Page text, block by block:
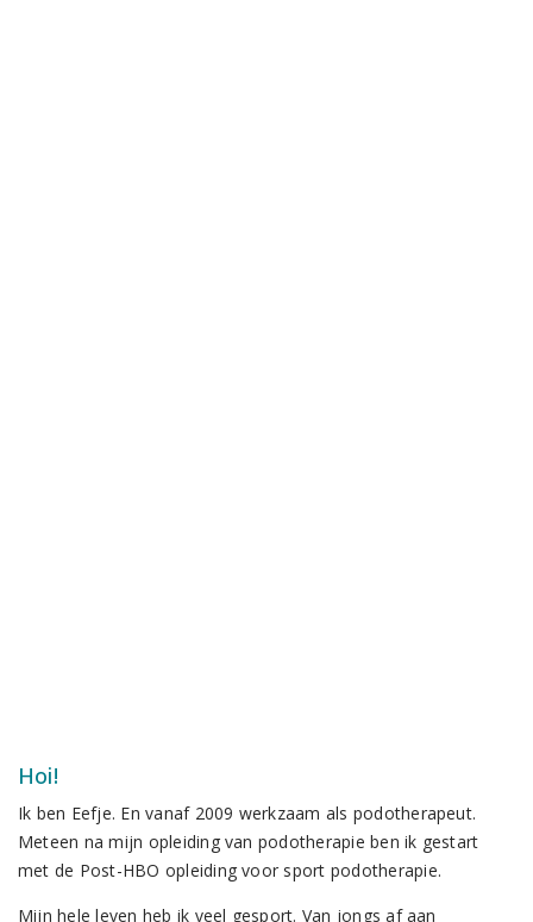
Hoi!
Ik ben Eefje. En vanaf 2009 werkzaam als podotherapeut.
Meteen na mijn opleiding van podotherapie ben ik gestart
met de Post-HBO opleiding voor sport podotherapie.
Mijn hele leven heb ik veel gesport. Van jongs af aan